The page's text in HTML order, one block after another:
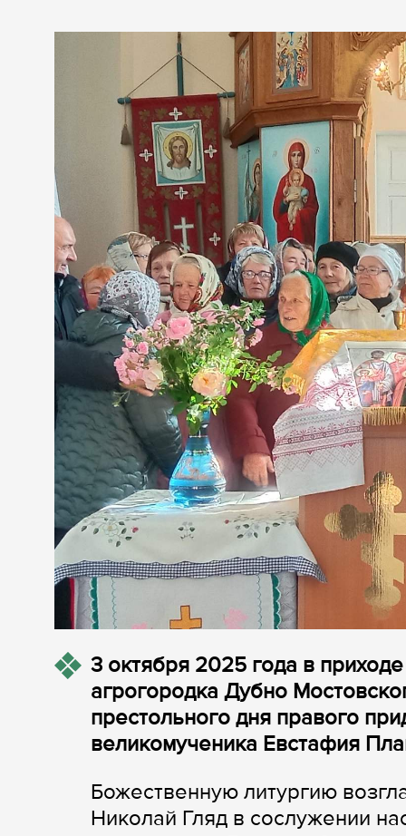
3 октября 2025 года в
агрогородка Дубно
престольного дня правого
великомученика Евстафия
Божественную литургию
Николай Гляд в сослужении